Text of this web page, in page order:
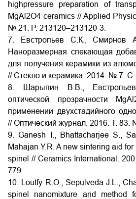
highpressure preparation of
MgAl2O4 ceramics // Applied
№ 21. P. 213120–213120-3.
7. Евстропьев С.К., Смирнов
Наноразмерная спекающая
для получения керамики из
// Стекло и керамика. 2014. № 7. C.
8. Шарыпин В.В.,
оптической прозрачности
применении двухстадийного
// Оптический журнал. 2016. Т. 83.
9. Ganesh I., Bhattacharjee S.,
Mahajan Y.R. A new sintering aid
spinel // Ceramics International.
779.
10. Loutfy R.O., Sepulveda J.L.,
spinel nanomixture and method